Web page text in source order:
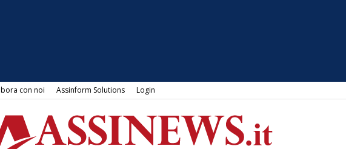
con noi Assinform Solutions Login